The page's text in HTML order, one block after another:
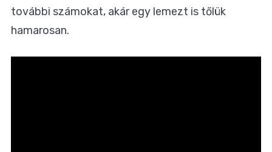
további számokat, akár egy lemezt is tőlük
hamarosan.